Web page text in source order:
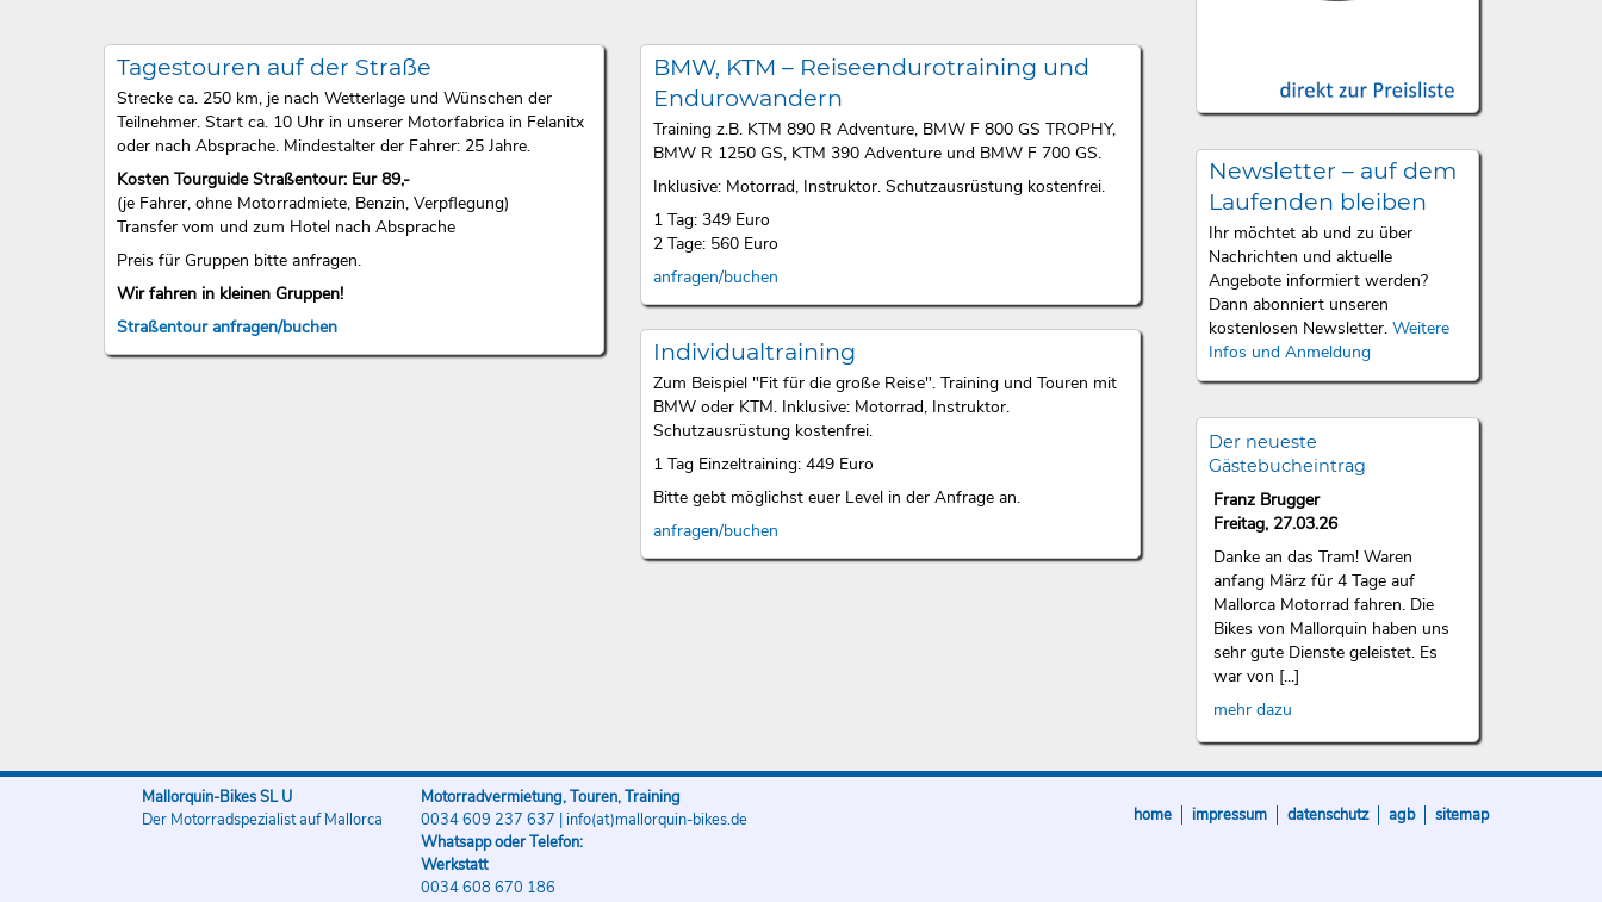
Newsletter – auf dem
Laufenden bleiben
Ihr möchtet ab und zu über
Nachrichten und aktuelle
Angebote informiert werden?
Dann abonniert unseren
kostenlosen Newsletter. Weitere
Infos und Anmeldung
Der neueste
Gästebucheintrag
Franz Brugger
Freitag, 27.03.26
Danke an das Tram! Waren
anfang März für 4 Tage auf
Mallorca Motorrad fahren. Die
Bikes von Mallorquin haben uns
sehr gute Dienste geleistet. Es
war von [...]
mehr dazu
Tagestouren auf der Straße
Strecke ca. 250 km, je nach Wetterlage und Wünschen der
Teilnehmer. Start ca. 10 Uhr in unserer Motorfabrica in Felanitx
oder nach Absprache. Mindestalter der Fahrer: 25 Jahre.
Kosten Tourguide Straßentour: Eur 89,-
(je Fahrer, ohne Motorradmiete, Benzin, Verpflegung)
Transfer vom und zum Hotel nach Absprache
Preis für Gruppen bitte anfragen.
Wir fahren in kleinen Gruppen!
Straßentour anfragen/buchen
BMW, KTM – Reiseendurotraining und
Endurowandern
Training z.B. KTM 890 R Adventure, BMW F 800 GS TROPHY,
BMW R 1250 GS, KTM 390 Adventure und BMW F 700 GS.
Inklusive: Motorrad, Instruktor. Schutzausrüstung kostenfrei.
1 Tag: 349 Euro
2 Tage: 560 Euro
anfragen/buchen
Individualtraining
Zum Beispiel "Fit für die große Reise". Training und Touren mit
BMW oder KTM. Inklusive: Motorrad, Instruktor.
Schutzausrüstung kostenfrei.
1 Tag Einzeltraining: 449 Euro
Bitte gebt möglichst euer Level in der Anfrage an.
anfragen/buchen
Mallorquin-Bikes SL U
Der Motorradspezialist auf Mallorca
Motorradvermietung, Touren, Training
0034 609 237 637 |info(at)mallorquin-bikes.de
Whatsapp oder Telefon:
Werkstatt
0034 608 670 186
home impressum datenschutz agb sitemap